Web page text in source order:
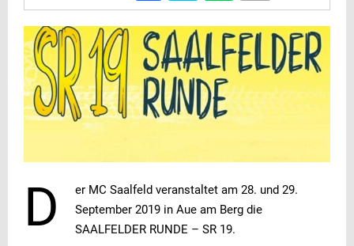
D
er MC Saalfeld veranstaltet am 28. und 29.
September 2019 in Aue am Berg die
SAALFELDER RUNDE – SR 19.